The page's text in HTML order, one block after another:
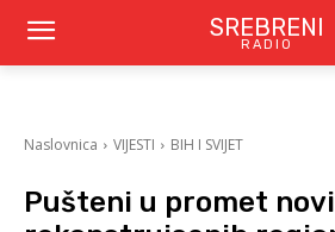
SREBRENI
RADIO
Naslovnica VIJESTI BIH I SVIJET
Pušteni u promet